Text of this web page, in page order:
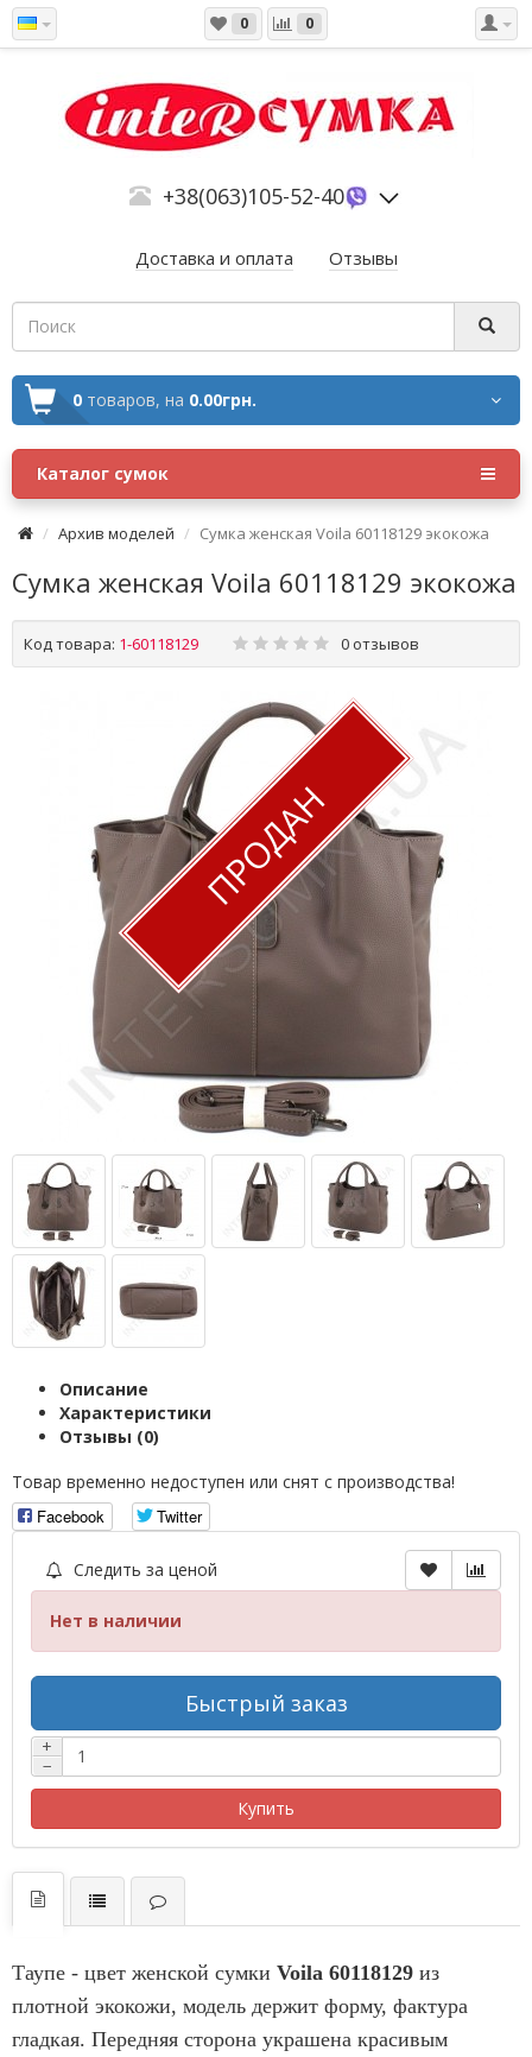
0 0
+38(063)105-52-40
Доставка и оплата Отзывы
0 товаров, на 0.00грн.
Каталог сумок
Архив моделей Сумка женская Voila 60118129 экокожа
Сумка женская Voila 60118129 экокожа
Код товара: 1-60118129 0 отзывов
ПРОДАН
Описание
Характеристики
Отзывы (0)
Товар временно недоступен или снят с производства!
Facebook
Twitter
Следить за ценой
Нет в наличии
Быстрый заказ
+
−
Купить
Таупе - цвет женской сумки Voila 60118129 из
плотной экокожи, модель держит форму, фактура
гладкая. Передняя сторона украшена красивым